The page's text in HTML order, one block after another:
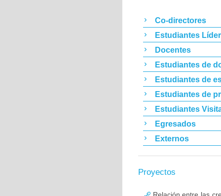
Co-directores
Estudiantes
Docentes
Estudiantes de
Estudiantes de
Estudiantes de
Estudiantes
Egresados
Externos
Proyectos